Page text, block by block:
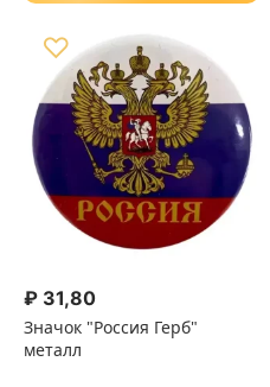
₽ 31,80
Значок "Россия Герб"
металл
♡